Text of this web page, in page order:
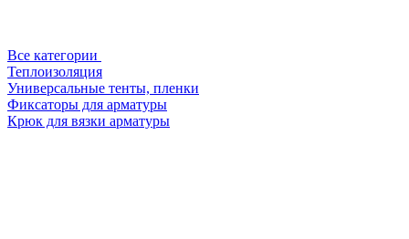
Все категории
Теплоизоляция
Универсальные тенты, пленки
Фиксаторы для арматуры
Крюк для вязки арматуры